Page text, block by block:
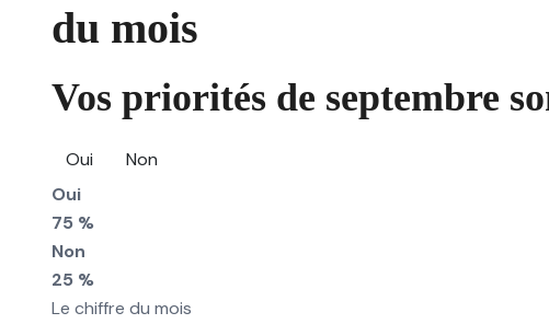
du mois
Vos priorités de septembre
Oui
Non
Oui
75 %
Non
25 %
Le chiffre du mois